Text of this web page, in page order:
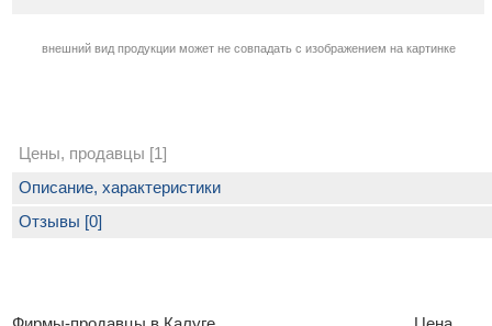
внешний вид продукции может не совпадать с изображением на картинке
Цены, продавцы [1]
Описание, характеристики
Отзывы [0]